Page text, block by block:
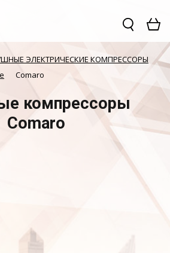
ЭЛЕКТРИЧЕСКИЕ КОМПРЕССОРЫ
Comaro
компрессоры
Comaro